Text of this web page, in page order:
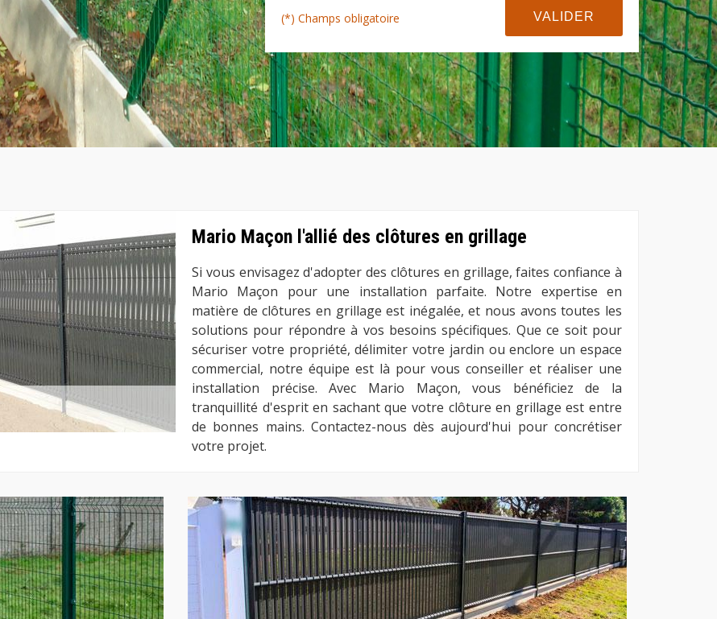
(*) Champs obligatoire
Mario Maçon l'allié des clôtures en grillage
Si vous envisagez d'adopter des clôtures en grillage, faites confiance à
Mario Maçon pour une installation parfaite. Notre expertise en
matière de clôtures en grillage est inégalée, et nous avons toutes les
solutions pour répondre à vos besoins spécifiques. Que ce soit pour
sécuriser votre propriété, délimiter votre jardin ou enclore un espace
commercial, notre équipe est là pour vous conseiller et réaliser une
installation précise. Avec Mario Maçon, vous bénéficiez de la
tranquillité d'esprit en sachant que votre clôture en grillage est entre
de bonnes mains. Contactez-nous dès aujourd'hui pour concrétiser
votre projet.